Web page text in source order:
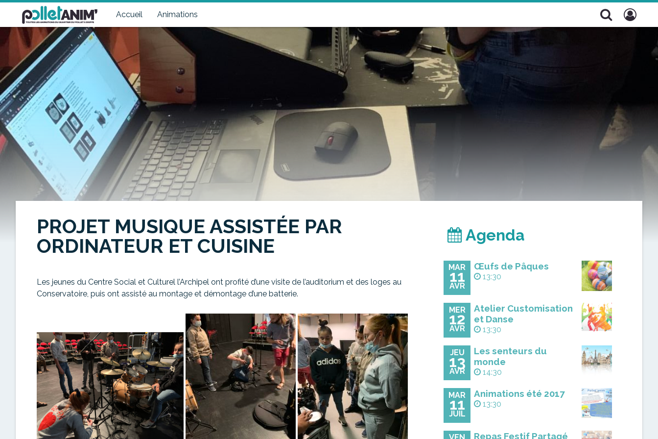
Accueil Animations
Pollet Anim'
Toutes les animations du quartier du Pollet à Dieppe
PROJET MUSIQUE ASSISTÉE PAR
ORDINATEUR ET CUISINE
Les jeunes du Centre Social et Culturel l’Archipel ont profité d’une visite de l’auditorium et des loges au
Conservatoire, puis ont assisté au montage et démontage d’une batterie.
Agenda
MAR
11
AVR
Œufs de Pâques
13:30
MER
12
AVR
Atelier Customisation
et Danse
13:30
JEU
13
AVR
Les senteurs du
monde
14:30
MAR
11
JUIL
Animations été 2017
13:30
Repas Festif Partagé